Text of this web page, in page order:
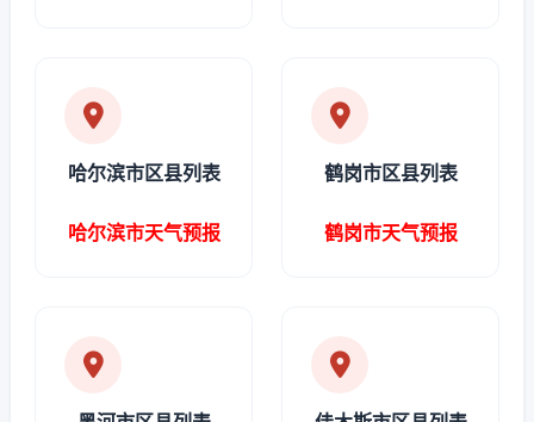
哈尔滨市区县列表
哈尔滨市天气预报
鹤岗市区县列表
鹤岗市天气预报